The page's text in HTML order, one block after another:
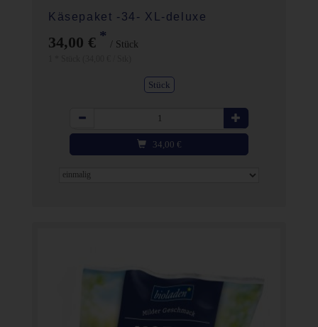
Käsepaket -34- XL-deluxe
34,00 € * / Stück
Stück
Anzahl
34,00 €